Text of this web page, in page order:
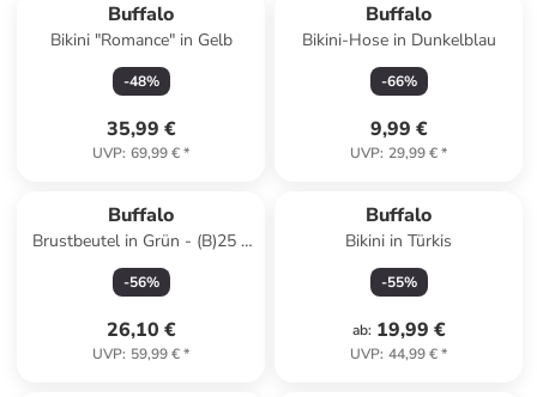
Buffalo
Bikini "Romance" in Gelb
-48%
35,99 €
UVP: 69,99 €*
Buffalo
Bikini-Hose in Dunkelblau
-66%
9,99 €
UVP: 29,99 €*
Buffalo
Brustbeutel in Grün - (B)25 x
(H)13 x (T)9 cm
-56%
26,10 €
UVP: 59,99 €*
Buffalo
Bikini in Türkis
-55%
ab: 19,99 €
UVP: 44,99 €*